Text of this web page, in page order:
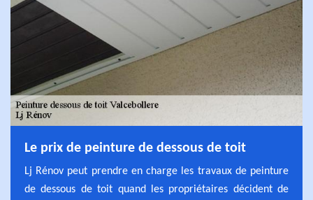
Le prix de peinture de dessous de toit
Lj Rénov peut prendre en charge les travaux de peinture
de dessous de toit quand les propriétaires décident de